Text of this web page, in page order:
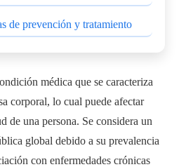
de prevención y tratamiento
médica que se caracteriza
corporal, lo cual puede afectar
de una persona. Se considera un
global debido a su prevalencia
con enfermedades crónicas